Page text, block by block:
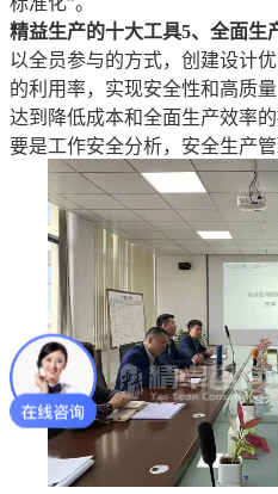
精益生产的十大工具5、全面生
以全员参与的方式，创建设计
的利用率，实现安全性和高质
达到降低成本和全面生产效率
要是工作安全分析，安全生产管